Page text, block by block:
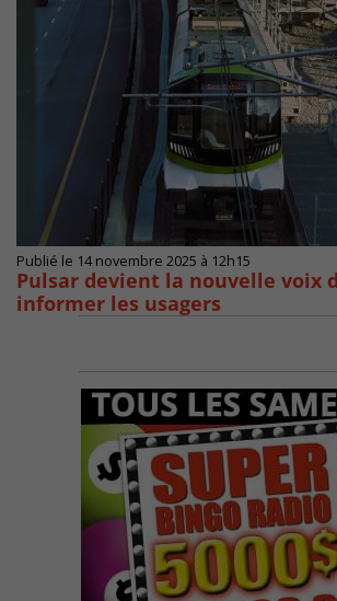
Publié le 14 novembre 2025 à 12h15
Pulsar devient la nouvelle voix
informer les usagers